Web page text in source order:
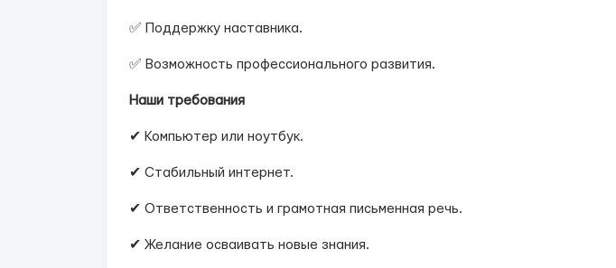
✅ Поддержку наставника.
✅ Возможность профессионального развития.
Наши требования
✔ Компьютер или ноутбук.
✔ Стабильный интернет.
✔ Ответственность и грамотная письменная речь.
✔ Желание осваивать новые знания.